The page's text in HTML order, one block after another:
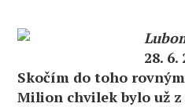
28. 6.
Skočím do toho
Milion chvilek bylo už